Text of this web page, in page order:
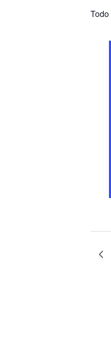
la
clave.